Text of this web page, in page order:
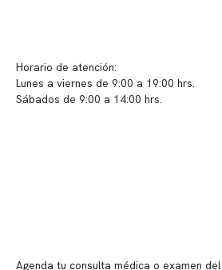
Horario de atención:
Lunes a viernes de 9:00 a 19:00 hrs.
Sábados de 9:00 a 14:00 hrs.
Agenda tu consulta médica o examen